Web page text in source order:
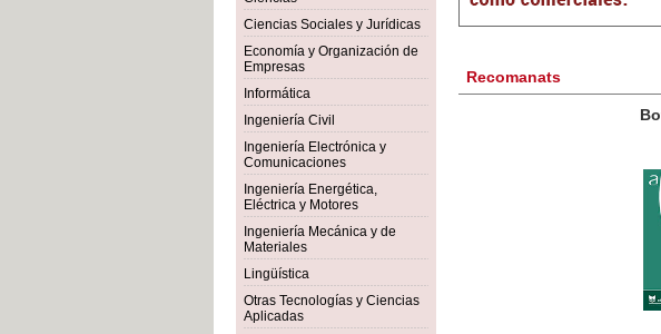
Ciencias Sociales y Jurídicas
Economía y Organización de
Empresas
Informática
Ingeniería Civil
Ingeniería Electrónica y
Comunicaciones
Ingeniería Energética,
Eléctrica y Motores
Ingeniería Mecánica y de
Materiales
Lingüística
Otras Tecnologías y Ciencias
Aplicadas
Recomanats
Botánica Agroalimentaria